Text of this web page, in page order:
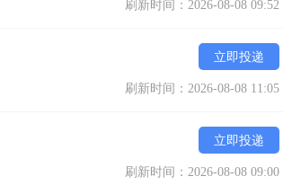
刷新时间：2026-08-08 09:52
立即投递
刷新时间：2026-08-08 11:05
立即投递
刷新时间：2026-08-08 09:00